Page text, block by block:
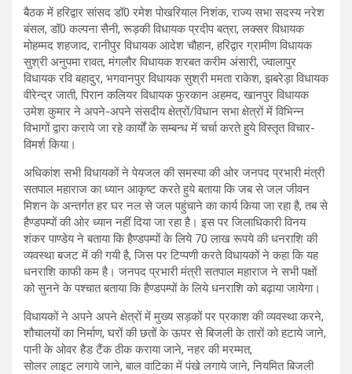
बैठक में हरिद्वार सांसद डॉ0 रमेश पोखरियाल निशंक, राज्य सभा सदस्य नरेश
बंसल, डॉ0 कल्पना सैनी, रूड़की विधायक प्रदीप बत्रा, लक्सर विधायक
मोहम्मद शहजाद, रानीपुर विधायक आदेश चौहान, हरिद्वार ग्रामीण विधायक
सुश्री अनुपमा रावत, मंगलौर विधायक शरबत करीम अंसारी, ज्वालापुर
विधायक रवि बहादुर, भगवानपुर विधायक सुश्री ममता राकेश, झबरेड़ा विधायक
वीरेन्द्र जाती, पिरान कलियर विधायक फुरकान अहमद, खानपुर विधायक
उमेश कुमार ने अपने-अपने संसदीय क्षेत्रों/विधान सभा क्षेत्रों में विभिन्न
विभागों द्वारा कराये जा रहे कार्यों के सम्बन्ध में चर्चा करते हुये विस्तृत विचार-
विमर्श किया।
अधिकांश सभी विधायकों ने पेयजल की समस्या की ओर जनपद प्रभारी मंत्री
सतपाल महाराज का ध्यान आकृष्ट करते हुये बताया कि जब से जल जीवन
मिशन के अन्तर्गत हर घर नल से जल पहुंचाने का कार्य किया जा रहा है, तब से
हैण्डपम्पों की ओर ध्यान नहीं दिया जा रहा है। इस पर जिलाधिकारी विनय
शंकर पाण्डेय ने बताया कि हैण्डपम्पों के लिये 70 लाख रूपये की धनराशि की
व्यवस्था बजट में की गयी है, जिस पर टिप्पणी करते विधायकों ने कहा कि यह
धनराशि काफी कम है। जनपद प्रभारी मंत्री सतपाल महाराज ने सभी पक्षों
को सुनने के पश्चात बताया कि हैण्डपम्पों के लिये धनराशि को बढ़ाया जायेगा।
विधायकों ने अपने अपने क्षेत्रों में मुख्य सड़कों पर प्रकाश की व्यवस्था करने,
शौचालयों का निर्माण, घरों की छतों के ऊपर से बिजली के तारों को हटाये जाने,
पानी के ओवर हैड टैंक ठीक कराया जाने, नहर की मरम्मत,
सोलर लाइट लगाये जाने, बाल वाटिका में पंखे लगाये जाने, नियमित बिजली